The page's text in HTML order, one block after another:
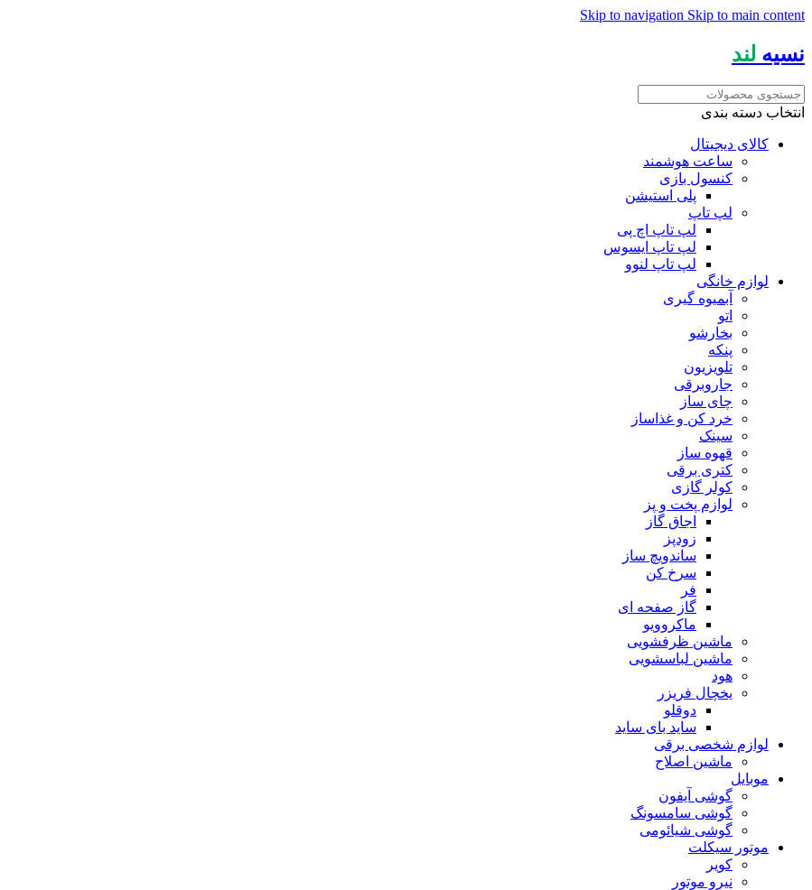
Skip to navigation Skip to main content
نسیه لند
انتخاب دسته بندی
کالای دیجیتال
ساعت هوشمند
کنسول بازی
پلی استیشن
لپ تاپ
لپ تاپ اچ پی
لپ تاپ ایسوس
لپ تاپ لنوو
لوازم خانگی
آبمیوه گیری
اتو
بخارشو
پنکه
تلویزیون
جاروبرقی
چای ساز
خرد کن و غذاساز
سینک
قهوه ساز
کتری برقی
کولر گازی
لوازم پخت و پز
اجاق گاز
زودپز
ساندویچ ساز
سرخ کن
فر
گاز صفحه ای
ماکروویو
ماشین ظرفشویی
ماشین لباسشویی
هود
یخچال فریزر
دوقلو
ساید بای ساید
لوازم شخصی برقی
ماشین اصلاح
موبایل
گوشی آیفون
گوشی سامسونگ
گوشی شیائومی
موتور سیکلت
کویر
نیرو موتور